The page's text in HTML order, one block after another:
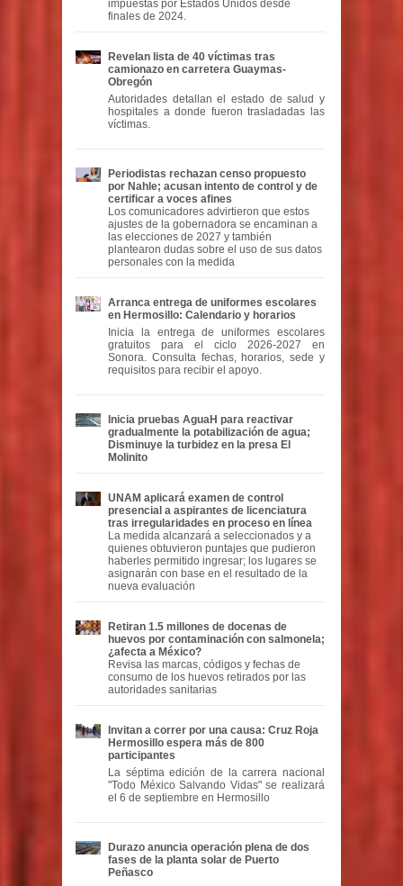
impuestas por Estados Unidos desde
finales de 2024.
Revelan lista de 40 víctimas tras
camionazo en carretera Guaymas-
Obregón
Autoridades detallan el estado de salud y
hospitales a donde fueron trasladadas las
víctimas.
Periodistas rechazan censo propuesto
por Nahle; acusan intento de control y de
certificar a voces afines
Los comunicadores advirtieron que estos
ajustes de la gobernadora se encaminan a
las elecciones de 2027 y también
plantearon dudas sobre el uso de sus datos
personales con la medida
Arranca entrega de uniformes escolares
en Hermosillo: Calendario y horarios
Inicia la entrega de uniformes escolares
gratuitos para el ciclo 2026-2027 en
Sonora. Consulta fechas, horarios, sede y
requisitos para recibir el apoyo.
Inicia pruebas AguaH para reactivar
gradualmente la potabilización de agua;
Disminuye la turbidez en la presa El
Molinito
UNAM aplicará examen de control
presencial a aspirantes de licenciatura
tras irregularidades en proceso en línea
La medida alcanzará a seleccionados y a
quienes obtuvieron puntajes que pudieron
haberles permitido ingresar; los lugares se
asignarán con base en el resultado de la
nueva evaluación
Retiran 1.5 millones de docenas de
huevos por contaminación con salmonela;
¿afecta a México?
Revisa las marcas, códigos y fechas de
consumo de los huevos retirados por las
autoridades sanitarias
Invitan a correr por una causa: Cruz Roja
Hermosillo espera más de 800
participantes
La séptima edición de la carrera nacional
"Todo México Salvando Vidas" se realizará
el 6 de septiembre en Hermosillo
Durazo anuncia operación plena de dos
fases de la planta solar de Puerto
Peñasco